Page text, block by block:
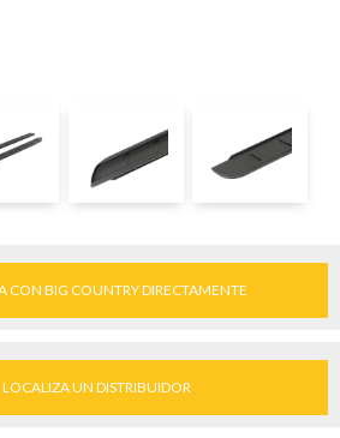
CON BIG COUNTRY DIRECTAMENTE
LOCALIZA UN DISTRIBUIDOR